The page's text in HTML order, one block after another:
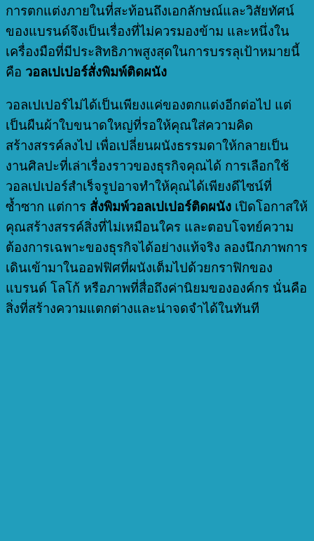
การตกแต่งภายในที่สะท้อนถึงเอกลักษณ์และวิสัยทัศน์
ของแบรนด์จึงเป็นเรื่องที่ไม่ควรมองข้าม และหนึ่งใน
เครื่องมือที่มีประสิทธิภาพสูงสุดในการบรรลุเป้าหมายนี้
คือ วอลเปเปอร์สั่งพิมพ์ติดผนัง
วอลเปเปอร์ไม่ได้เป็นเพียงแค่ของตกแต่งอีกต่อไป แต่
เป็นผืนผ้าใบขนาดใหญ่ที่รอให้คุณใส่ความคิด
สร้างสรรค์ลงไป เพื่อเปลี่ยนผนังธรรมดาให้กลายเป็น
งานศิลปะที่เล่าเรื่องราวของธุรกิจคุณได้ การเลือกใช้
วอลเปเปอร์สำเร็จรูปอาจทำให้คุณได้เพียงดีไซน์ที่
ซ้ำซาก แต่การ สั่งพิมพ์วอลเปเปอร์ติดผนัง เปิดโอกาสให้
คุณสร้างสรรค์สิ่งที่ไม่เหมือนใคร และตอบโจทย์ความ
ต้องการเฉพาะของธุรกิจได้อย่างแท้จริง ลองนึกภาพการ
เดินเข้ามาในออฟฟิศที่ผนังเต็มไปด้วยกราฟิกของ
แบรนด์ โลโก้ หรือภาพที่สื่อถึงค่านิยมขององค์กร นั่นคือ
สิ่งที่สร้างความแตกต่างและน่าจดจำได้ในทันที